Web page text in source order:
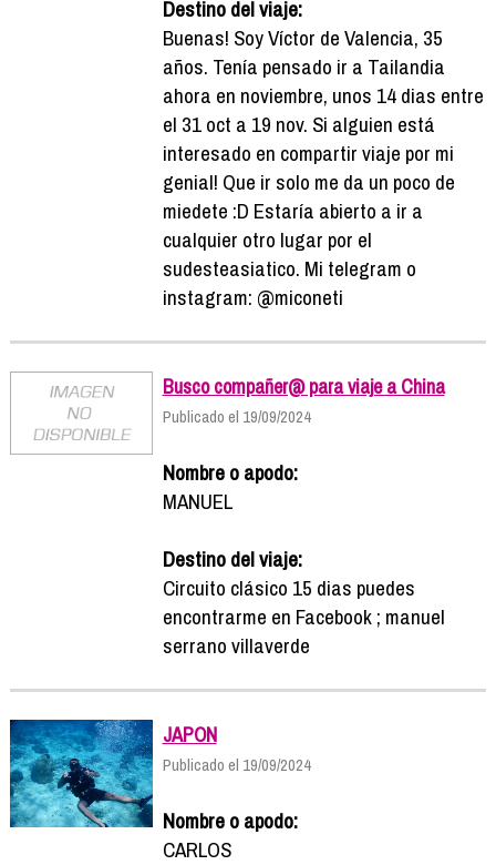
Destino del viaje:
Buenas! Soy Víctor de Valencia, 35
años. Tenía pensado ir a Tailandia
ahora en noviembre, unos 14 dias entre
el 31 oct a 19 nov. Si alguien está
interesado en compartir viaje por mi
genial! Que ir solo me da un poco de
miedete :D Estaría abierto a ir a
cualquier otro lugar por el
sudesteasiatico. Mi telegram o
instagram: @miconeti
Busco compañer@ para viaje a China
Publicado el 19/09/2024
Nombre o apodo:
MANUEL
Destino del viaje:
Circuito clásico 15 dias puedes
encontrarme en Facebook ; manuel
serrano villaverde
JAPON
Publicado el 19/09/2024
Nombre o apodo:
CARLOS